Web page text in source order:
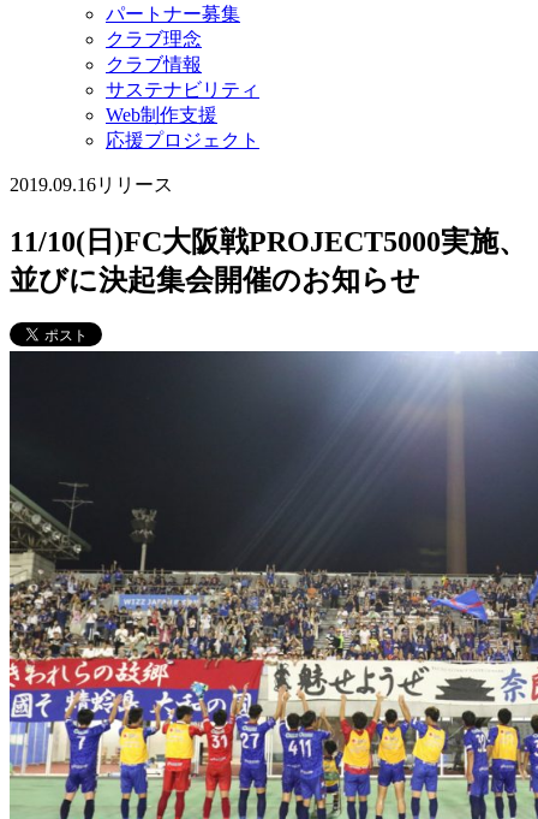
パートナー募集
クラブ理念
クラブ情報
サステナビリティ
Web制作支援
応援プロジェクト
2019.09.16リリース
11/10(日)FC大阪戦PROJECT5000実施、
並びに決起集会開催のお知らせ